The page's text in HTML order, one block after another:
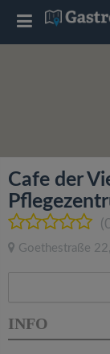
Cafe der
Goethestraße 22,
INFO
T
e
a